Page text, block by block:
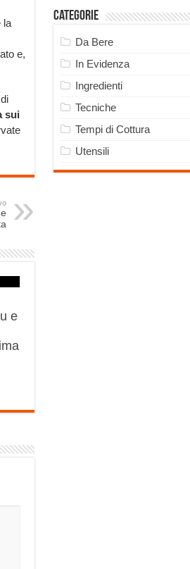
la
e,
sui
e
Categorie
Da Bere
In Evidenza
Ingredienti
Tecniche
Tempi di Cottura
Utensili